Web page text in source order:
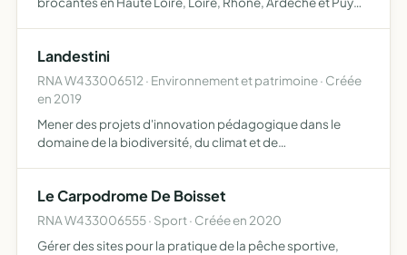
chantourna…
Landestini
RNA W433006512 · Environnement et patrimoine · Créée
en 2019
Mener des projets d'innovation pédagogique dans le
domaine de la biodiversité, du climat et de
d'entreprenariat dans le d…
Le Carpodrome De Boisset
RNA W433006555 · Sport · Créée en 2020
Gérer des sites pour la pratique de la pêche sportive,